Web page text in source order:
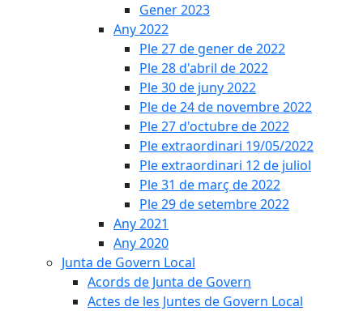
Gener 2023
Any 2022
Ple 27 de gener de 2022
Ple 28 d'abril de 2022
Ple 30 de juny 2022
Ple de 24 de novembre 2022
Ple 27 d'octubre de 2022
Ple extraordinari 19/05/2022
Ple extraordinari 12 de juliol
Ple 31 de març de 2022
Ple 29 de setembre 2022
Any 2021
Any 2020
Junta de Govern Local
Acords de Junta de Govern
Actes de les Juntes de Govern Local